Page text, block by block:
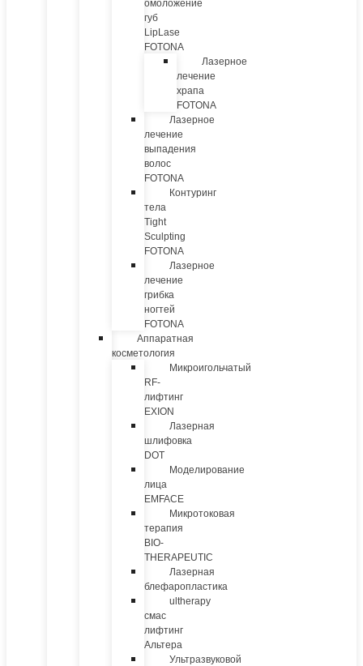
омоложение
губ
LipLase
FOTONA
Лазерное
лечение
храпа
FOTONA
Лазерное
лечение
выпадения
волос
FOTONA
Контуринг
тела
Tight
Sculpting
FOTONA
Лазерное
лечение
грибка
ногтей
FOTONA
Аппаратная
косметология
Микроигольчатый
RF-
лифтинг
EXION
Лазерная
шлифовка
DOT
Моделирование
лица
EMFACE
Микротоковая
терапия
BIO-
THERAPEUTIC
Лазерная
блефаропластика
ultherapy
смас
лифтинг
Альтера
Ультразвуковой